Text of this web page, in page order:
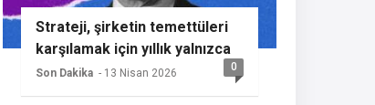
Strateji, şirketin temettüleri
karşılamak için yıllık yalnızca
%2 BTC büyümesine ihtiyaç
duyması nedeniyle başka bir
Son Dakika - 13 Nisan 2026 0